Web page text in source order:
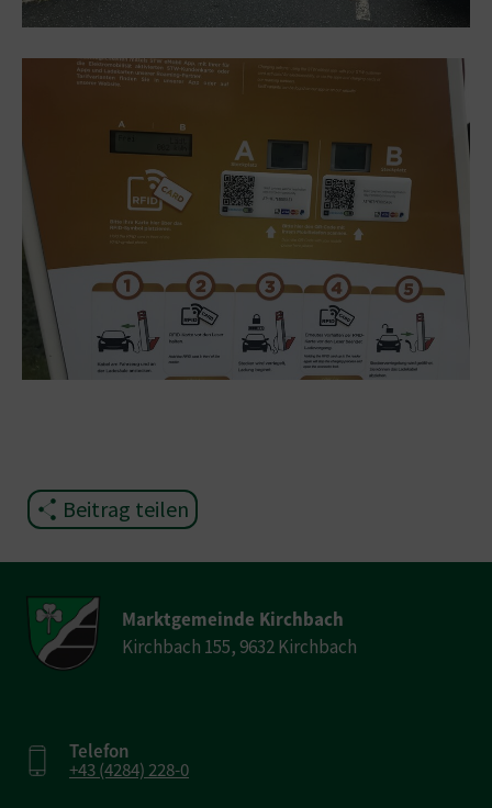
Beitrag teilen
Marktgemeinde Kirchbach
Kirchbach 155, 9632 Kirchbach
Telefon
+43 (4284) 228-0